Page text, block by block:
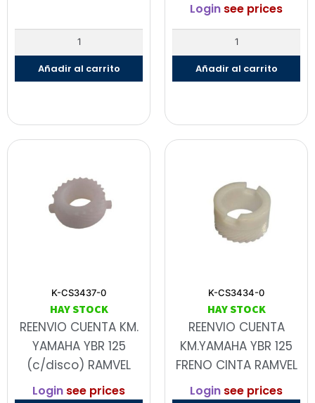
Añadir al carrito
Login see prices
Añadir al carrito
K-CS3437-0
HAY STOCK
REENVIO CUENTA KM.
YAMAHA YBR 125
(c/disco) RAMVEL
Login see prices
K-CS3434-0
HAY STOCK
REENVIO CUENTA
KM.YAMAHA YBR 125
FRENO CINTA RAMVEL
Login see prices